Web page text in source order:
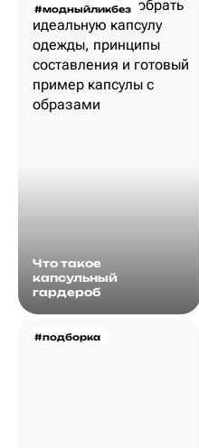
#модныйликбез
Что такое
капсульный
гардероб
#подборка